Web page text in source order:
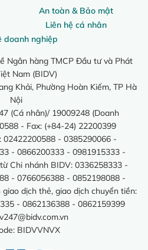
An toàn & Bảo mật
Liên hệ cá nhân
doanh nghiệp
Ngân hàng TMCP Đầu tư và Phát
Nam (BIDV)
Khải, Phường Hoàn Kiếm, TP Hà
Nội
(Cá nhân)/ 19009248 (Doanh
- Fax: (+84-24) 22200399
02422200588 - 0385290066 -
- 0866200333 - 0981915333 -
Chi nhánh BIDV: 0336258333 -
- 0766056388 - 0852198088 -
dịch thẻ, giao dịch chuyển tiền:
- 0862136388 - 0862159399
BIDVVNVX